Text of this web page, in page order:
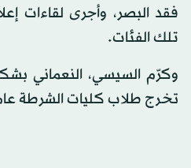
فقد البصر، وأجرى لقاءات
تلك الفئات.
وكرّم السيسي، النعماني
تخرج طلاب كليات الشرطة عام